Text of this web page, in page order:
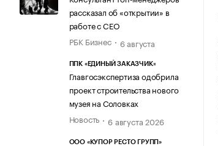
рассказал об «открытии» в
работе с CEO
РБК Бизнес
6 августа
ППК «ЕДИНЫЙ ЗАКАЗЧИК»
Главгосэкспертиза одобрила
проект строительства нового
музея на Соловках
Новость
6 августа 2026
ООО «КУПОР РЕСТО ГРУПП»